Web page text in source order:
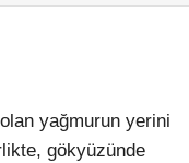
yağmurun yerini
gökyüzünde